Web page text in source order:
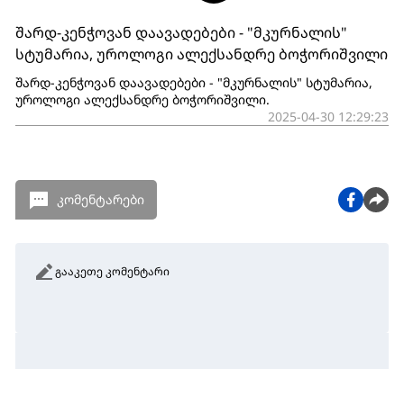
შარდ-კენჭოვან დაავადებები - "მკურნალის"
სტუმარია, უროლოგი ალექსანდრე ბოჭორიშვილი
შარდ-კენჭოვან დაავადებები - "მკურნალის" სტუმარია,
უროლოგი ალექსანდრე ბოჭორიშვილი.
2025-04-30 12:29:23
კომენტარები
გააკეთე კომენტარი